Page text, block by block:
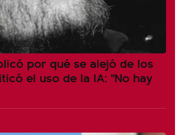
por qué se alejó de los
el uso de la IA: "No hay